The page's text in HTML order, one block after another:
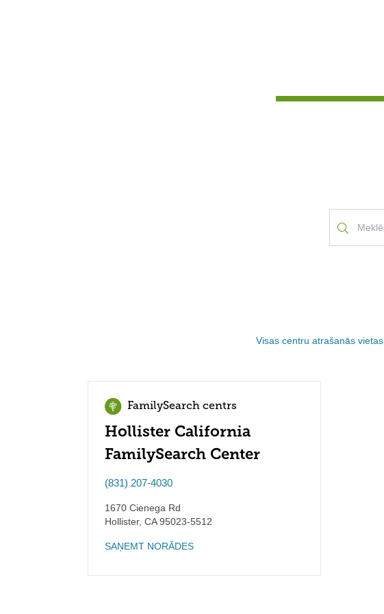
Visas centru atrašanās vietas
FamilySearch centrs
Hollister California
FamilySearch Center
(831) 207-4030
1670 Cienega Rd
Hollister, CA95023-5512
SAŅEMT NORĀDES